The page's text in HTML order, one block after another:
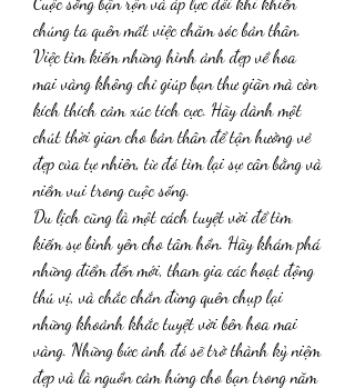
chúng ta quên mất việc chăm sóc bản thân.
Việc tìm kiếm những hình ảnh đẹp về hoa
mai vàng không chỉ giúp bạn thư giãn mà còn
kích thích cảm xúc tích cực. Hãy dành một
chút thời gian cho bản thân để tận hưởng vẻ
đẹp của tự nhiên, từ đó tìm lại sự cân bằng và
niềm vui trong cuộc sống.
Du lịch cũng là một cách tuyệt vời để tìm
kiếm sự bình yên cho tâm hồn. Hãy khám phá
những điểm đến mới, tham gia các hoạt động
thú vị, và chắc chắn đừng quên chụp lại
những khoảnh khắc tuyệt vời bên hoa mai
vàng. Những bức ảnh đó sẽ trở thành kỷ niệm
đẹp và là nguồn cảm hứng cho bạn trong năm